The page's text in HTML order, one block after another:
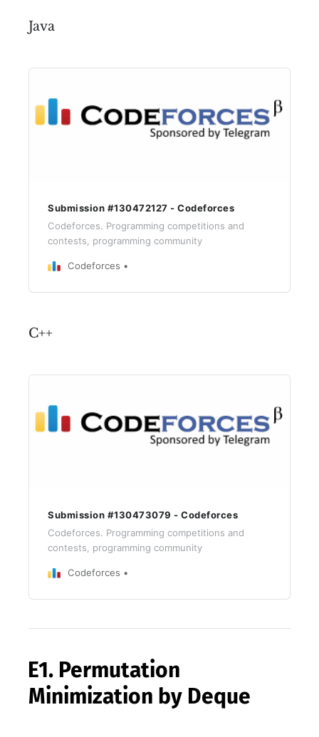
Java
Submission #130472127 - Codeforces
Codeforces. Programming competitions and
contests, programming community
Codeforces
C++
Submission #130473079 - Codeforces
Codeforces. Programming competitions and
contests, programming community
Codeforces
E1. Permutation
Minimization by Deque